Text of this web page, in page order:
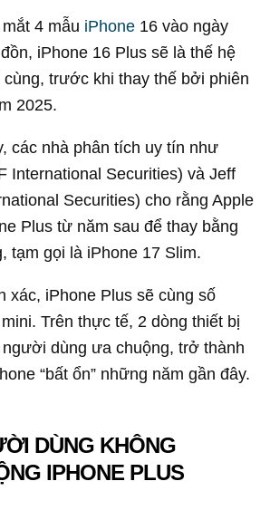
4 mẫu iPhone 16 vào ngày
iPhone 16 Plus sẽ là thế hệ
cùng, trước khi thay thế bởi phiên
2025.
các nhà phân tích uy tín như
International Securities) và Jeff
Securities) cho rằng Apple
Plus từ năm sau để thay bằng
tạm gọi là iPhone 17 Slim.
xác, iPhone Plus sẽ cùng số
Trên thực tế, 2 dòng thiết bị
dùng ưa chuộng, trở thành
“bất ổn” những năm gần đây.
DÙNG KHÔNG
IPHONE PLUS